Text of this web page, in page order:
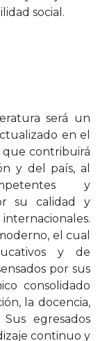
social.
será un
en el
contribuirá
y del país, al
y
su calidad y
el cual
y de
por sus
consolidado
la docencia,
egresados
continuo y